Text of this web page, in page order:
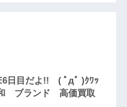
日目だよ!! ( ﾟдﾟ )ｸﾜｯ
ブランド 高価買取